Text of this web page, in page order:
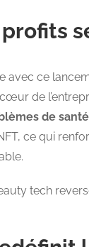
avec ce
de
de
ce qui
tech